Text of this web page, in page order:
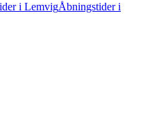
i LemvigÅbningstider i